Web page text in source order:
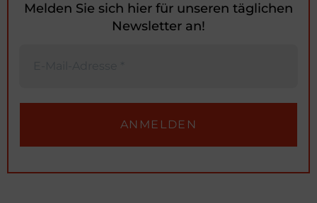
Melden Sie sich hier für unseren täglichen
Newsletter an!